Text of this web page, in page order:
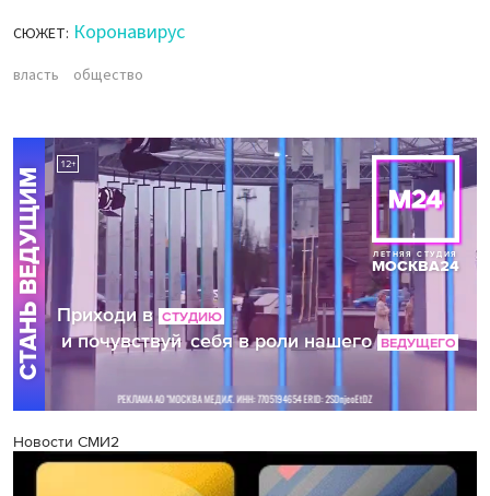
СЮЖЕТ: Коронавирус
власть общество
Новости СМИ2